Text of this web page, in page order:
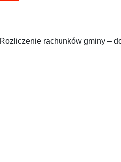
Rozliczenie rachunków gminy –